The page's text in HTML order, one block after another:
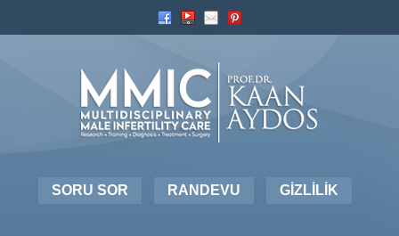
SORU SOR RANDEVU GİZLİLİK